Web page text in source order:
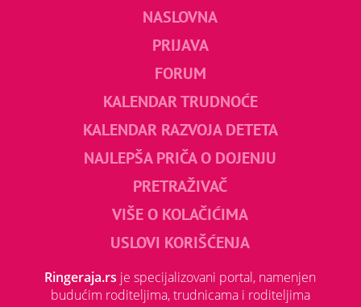
NASLOVNA
PRIJAVA
FORUM
KALENDAR TRUDNOĆE
KALENDAR RAZVOJA DETETA
NAJLEPŠA PRIČA O DOJENJU
PRETRAŽIVAČ
VIŠE O KOLAČIĆIMA
USLOVI KORIŠĆENJA
Ringeraja.rs je specijalizovani portal, namenjen
budućim roditeljima, trudnicama i roditeljima